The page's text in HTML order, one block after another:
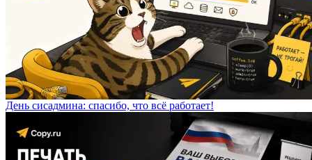
День сисадмина: спасибо, что всё работает!